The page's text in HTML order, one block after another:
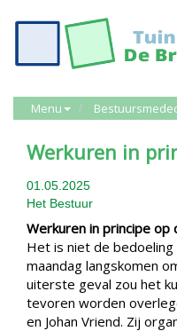
Menu
Werkuren in
01.05.2025
Het Bestuur
Werkuren in principe op
Het is niet de
maandag langskomen
uiterste geval zou het
tevoren worden
en Johan Vriend. Zij